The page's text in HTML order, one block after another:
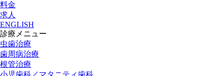
料金
求人
ENGLISH
診療メニュー
虫歯治療
歯周病治療
根管治療
小児歯科／マタニティ歯科